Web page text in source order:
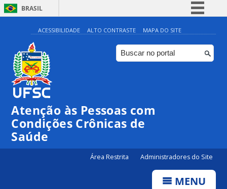
BRASIL
Simplifique!
Comunica BR
Participe
Canais
ACESSIBILIDADE ALTO CONTRASTE MAPA DO SITE
Atenção às Pessoas com
Condições Crônicas de
Saúde
Área Restrita Administradores do Site
MENU